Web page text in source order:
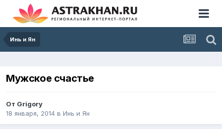
Инь и Ян
Мужское счастье
От Grigory
18 января, 2014 в Инь и Ян